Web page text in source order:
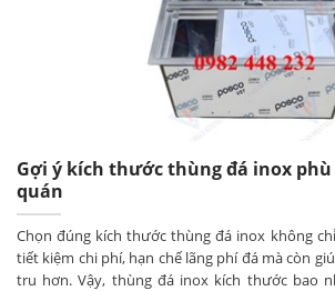
Gợi ý kích thước thùng đá inox
quán
Chọn đúng kích thước thùng đá inox không
tiết kiệm chi phí, hạn chế lãng phí đá mà còn
tru hơn. Vậy, thùng đá inox kích thước bao